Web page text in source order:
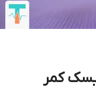
کمر